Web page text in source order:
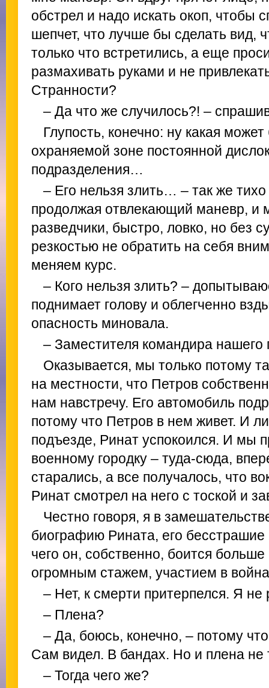
обстрел и надо искать окоп, чтобы
шепчет, что лучше бы сделать вид,
только что встретились, а еще
размахивать руками и не
Странности?
– Да что же случилось?! –
Глупость, конечно: ну какая
охраняемой зоне постоянной
подразделения…
– Его нельзя злить… – так же
продолжая отвлекающий маневр, и
разведчики, быстро, ловко, но без
резкостью не обратить на себя
меняем курс.
– Кого нельзя злить? –
поднимает голову и облегченно
опасность миновала.
– Заместителя командира нашего
Оказывается, мы только потому
на местности, что Петров
нам навстречу. Его автомобиль
потому что Петров в нем живет. И
подъезде, Ринат успокоился. И мы
военному городку – туда-сюда,
старались, а все получалось, что
Ринат смотрел на него с тоской и
Честно говоря, я в
биографию Рината, его
чего он, собственно, боится
огромным стажем, участием в
– Нет, к смерти притерпелся. Я не
– Плена?
– Да, боюсь, конечно, – потому
Сам видел. В бандах. Но и плена не
– Тогда чего же?